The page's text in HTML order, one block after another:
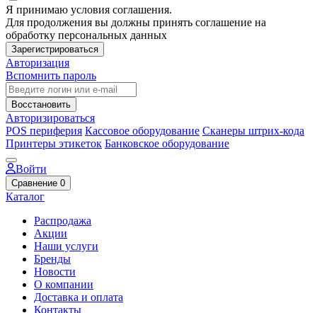
Я принимаю условия соглашения.
Для продолжения вы должны принять соглашение на
обработку персональных данных
Зарегистрироваться
Авторизация
Вспомнить пароль
Восстановить
Авторизироваться
POS периферия Кассовое оборудование Сканеры штрих-кода
Принтеры этикеток Банковское оборудование
Войти
Сравнение 0
Каталог
Распродажа
Акции
Наши услуги
Бренды
Новости
О компании
Доставка и оплата
Контакты